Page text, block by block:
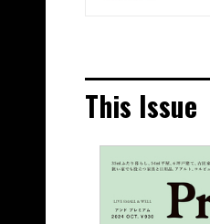
This Issue